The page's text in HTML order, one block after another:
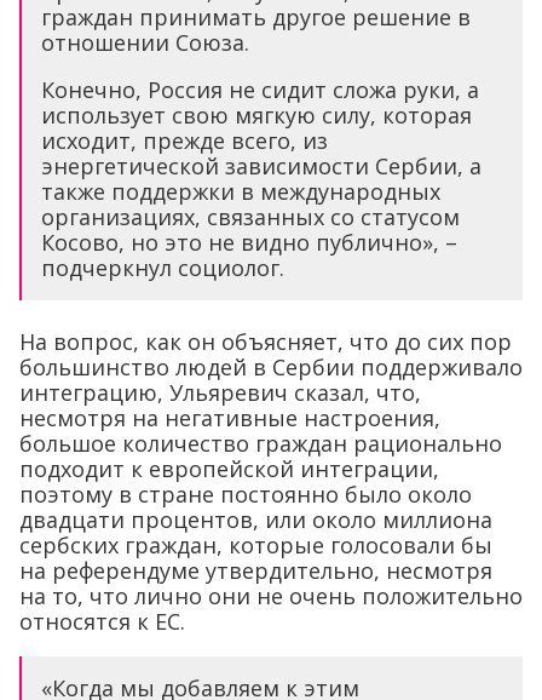
граждан принимать другое решение в
отношении Союза.
Конечно, Россия не сидит сложа руки, а
использует свою мягкую силу, которая
исходит, прежде всего, из
энергетической зависимости Сербии, а
также поддержки в международных
организациях, связанных со статусом
Косово, но это не видно публично», –
подчеркнул социолог.
На вопрос, как он объясняет, что до сих пор
большинство людей в Сербии поддерживало
интеграцию, Ульяревич сказал, что,
несмотря на негативные настроения,
большое количество граждан рационально
подходит к европейской интеграции,
поэтому в стране постоянно было около
двадцати процентов, или около миллиона
сербских граждан, которые голосовали бы
на референдуме утвердительно, несмотря
на то, что лично они не очень положительно
относятся к ЕС.
«Когда мы добавляем к этим